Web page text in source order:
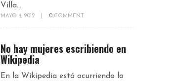
Villa...
MAYO 4, 2012 0 COMMENT
No hay mujeres escribiendo en
Wikipedia
En la Wikipedia está ocurriendo lo